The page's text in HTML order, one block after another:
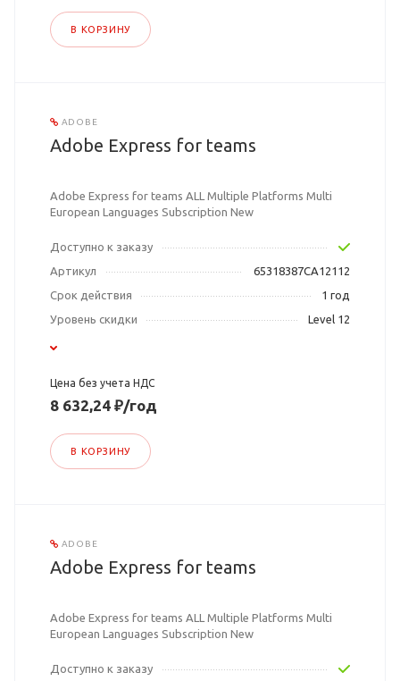
В КОРЗИНУ
ADOBE
Adobe Express for teams
Adobe Express for teams ALL Multiple Platforms Multi
European Languages Subscription New
Доступно к заказу
Артикул
65318387CA12112
Срок действия
1 год
Уровень скидки
Level 12
Цена без учета НДС
8 632,24 ₽/год
В КОРЗИНУ
ADOBE
Adobe Express for teams
Adobe Express for teams ALL Multiple Platforms Multi
European Languages Subscription New
Доступно к заказу